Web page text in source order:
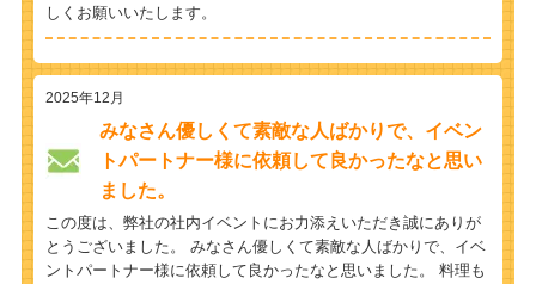
しくお願いいたします。
2025年12月
みなさん優しくて素敵な人ばかりで、イベン
トパートナー様に依頼して良かったなと思い
ました。
この度は、弊社の社内イベントにお力添えいただき誠にありが
とうございました。 みなさん優しくて素敵な人ばかりで、イベ
ントパートナー様に依頼して良かったなと思いました。 料理も